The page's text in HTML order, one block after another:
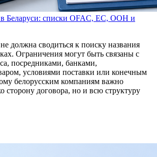
в Беларуси: списки OFAC, ЕС, ООН и
должна сводиться к поиску названия
Ограничения могут быть связаны с
посредниками, банками,
условиями поставки или конечным
белорусским компаниям важно
сторону договора, но и всю структуру